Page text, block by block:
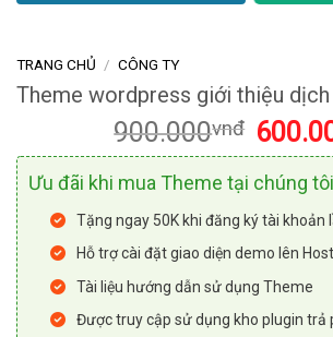
TRANG CHỦ / CÔNG TY
Theme wordpress giới thiệu
900.000vnđ Giá
gốc
Ưu đãi khi mua Theme tại chúng
Tặng ngay 50K khi đăng ký tài khoản
Hỗ trợ cài đặt giao diện demo lên
Tài liệu hướng dẫn sử dụng Theme
Được truy cập sử dụng kho plugin trả